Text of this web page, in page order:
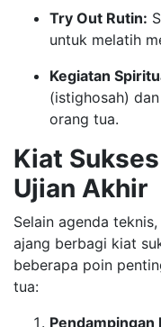
Try Out Rutin:
untuk melatih
Kegiatan
(istighosah)
orang tua.
Kiat
Ujian Akhir
Selain agenda
ajang berbagi kiat
beberapa poin
tua:
Pendampingan